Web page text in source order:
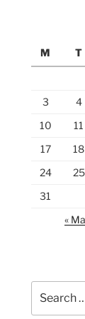
M
T
3
4
10
11
17
18
24
25
31
«
for: